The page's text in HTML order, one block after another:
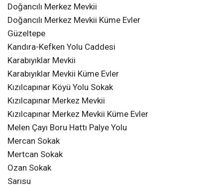
Mertcan Sokak
Ozan Sokak
Sarısu
Sarısu Caddesi
Sarısu Mevkii
Sarısu Mevkii Küme Evler
AKDURAK ELEKTRIK KESINTISI BABAKÖY ELEKTRIK KESINTISI
KANDIRA ELEKTRIK KESINTISI
KANDIRA SEDAŞ